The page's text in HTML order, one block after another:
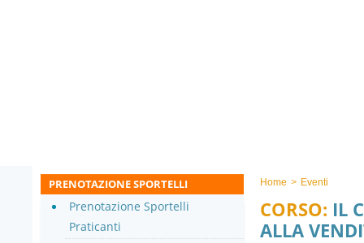
Home > Eventi
CORSO: IL
ALLA
PRENOTAZIONE SPORTELLI
Prenotazione Sportelli
Praticanti